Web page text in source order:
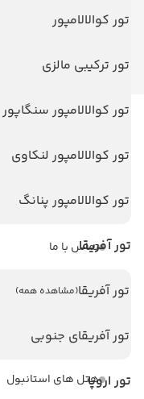
تور کوالالامپور
تور ترکیبی مالزی
تور کوالالامپور سنگاپور
تور کوالالامپور لنکاوی
تور کوالالامپور پنانگ
تور آفریقا
تور آفریقا(مشاهده همه)
تور آفریقای جنوبی
تور اروپا
ویزا
تماس با ما
هتل های پر بازدید
هتل های استانبول